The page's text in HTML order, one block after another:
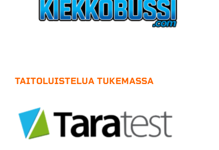
TAITOLUISTELUA TUKEMASSA